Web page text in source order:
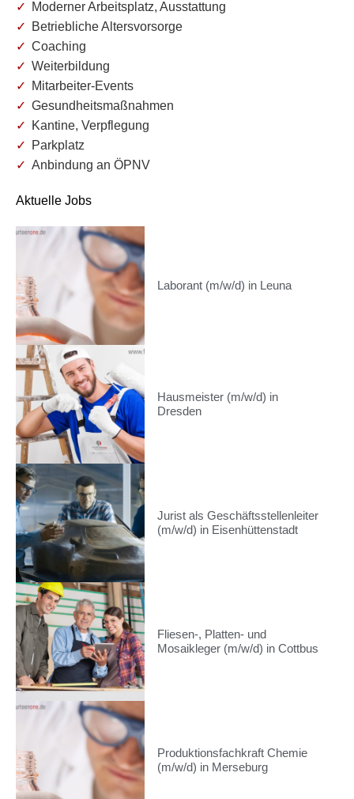
Moderner Arbeitsplatz, Ausstattung
Betriebliche Altersvorsorge
Coaching
Weiterbildung
Mitarbeiter-Events
Gesundheitsmaßnahmen
Kantine, Verpflegung
Parkplatz
Anbindung an ÖPNV
Aktuelle Jobs
Laborant (m/w/d) in Leuna
Hausmeister (m/w/d) in
Dresden
Jurist als Geschäftsstellenleiter
(m/w/d) in Eisenhüttenstadt
Fliesen-, Platten- und
Mosaikleger (m/w/d) in Cottbus
Produktionsfachkraft Chemie
(m/w/d) in Merseburg